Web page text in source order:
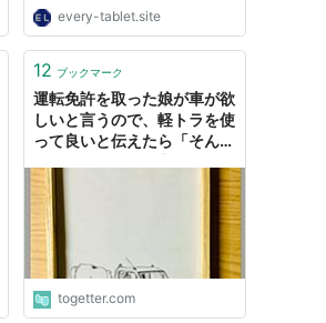
every-tablet.site
12 ブックマーク
運転免許を取った娘が車が欲
しいと言うので、軽トラを使
って良いと伝えたら「そんな
「軽トラはアメリカで大人
気」と言ったら、凄く気に入
ったようで毎日軽トラでドラ
togetter.com